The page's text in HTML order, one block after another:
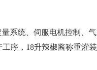
系统、伺服电机控制、气
序，18升辣椒酱称重灌装